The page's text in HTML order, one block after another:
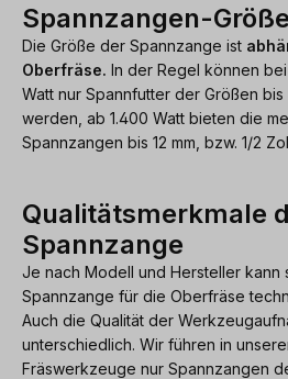
Spannzangen-Größe
Die Größe der Spannzange ist
Oberfräse. In der Regel können
Watt nur Spannfutter der Größen
werden, ab 1.400 Watt bieten die
Spannzangen bis 12 mm, bzw. 1/2
Qualitätsmerkmale
Spannzange
Je nach Modell und Hersteller kann
Spannzange für die Oberfräse
Auch die Qualität der
unterschiedlich. Wir führen in
Fräswerkzeuge nur Spannzangen